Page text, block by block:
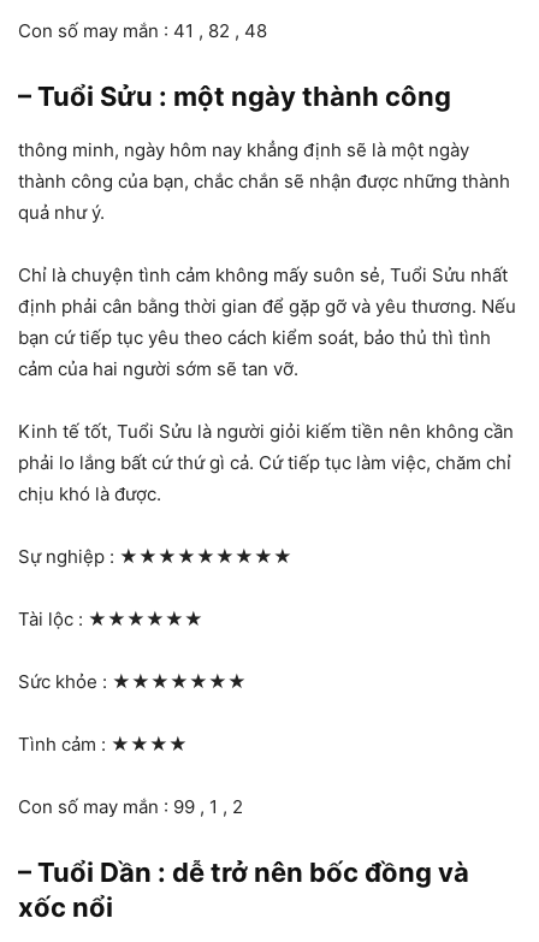
Con số may mắn : 41 , 82 , 48
– Tuổi Sửu : một ngày thành công
thông minh, ngày hôm nay khẳng định sẽ là một ngày
thành công của bạn, chắc chắn sẽ nhận được những thành
quả như ý.
Chỉ là chuyện tình cảm không mấy suôn sẻ, Tuổi Sửu nhất
định phải cân bằng thời gian để gặp gỡ và yêu thương. Nếu
bạn cứ tiếp tục yêu theo cách kiểm soát, bảo thủ thì tình
cảm của hai người sớm sẽ tan vỡ.
Kinh tế tốt, Tuổi Sửu là người giỏi kiếm tiền nên không cần
phải lo lắng bất cứ thứ gì cả. Cứ tiếp tục làm việc, chăm chỉ
chịu khó là được.
Sự nghiệp : ★★★★★★★★★
Tài lộc : ★★★★★★
Sức khỏe : ★★★★★★★
Tình cảm : ★★★★
Con số may mắn : 99 , 1 , 2
– Tuổi Dần : dễ trở nên bốc đồng và
xốc nổi